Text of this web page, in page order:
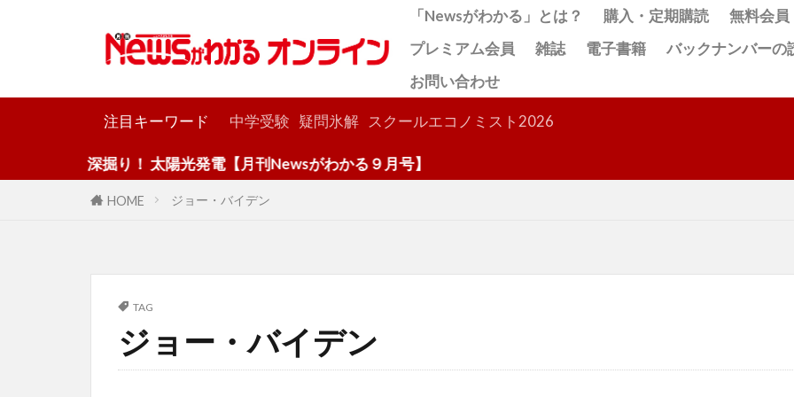
「Newsがわかる」とは？ 購入・定期購読
無料会員
プレミアム会員
雑誌 電子書籍
バックナンバーの
お問い合わせ
注目キーワード 中学受験 疑問氷解 スクールエコノミスト2026
深掘り！ 太陽光発電【月刊Newsがわかる９月号】
HOME ジョー・バイデン
TAG
ジョー・バイデン
検索